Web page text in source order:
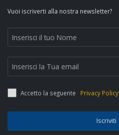
Vuoi iscriverti alla nostra newsletter?
Accetto la seguente Privacy Policy
Iscriviti